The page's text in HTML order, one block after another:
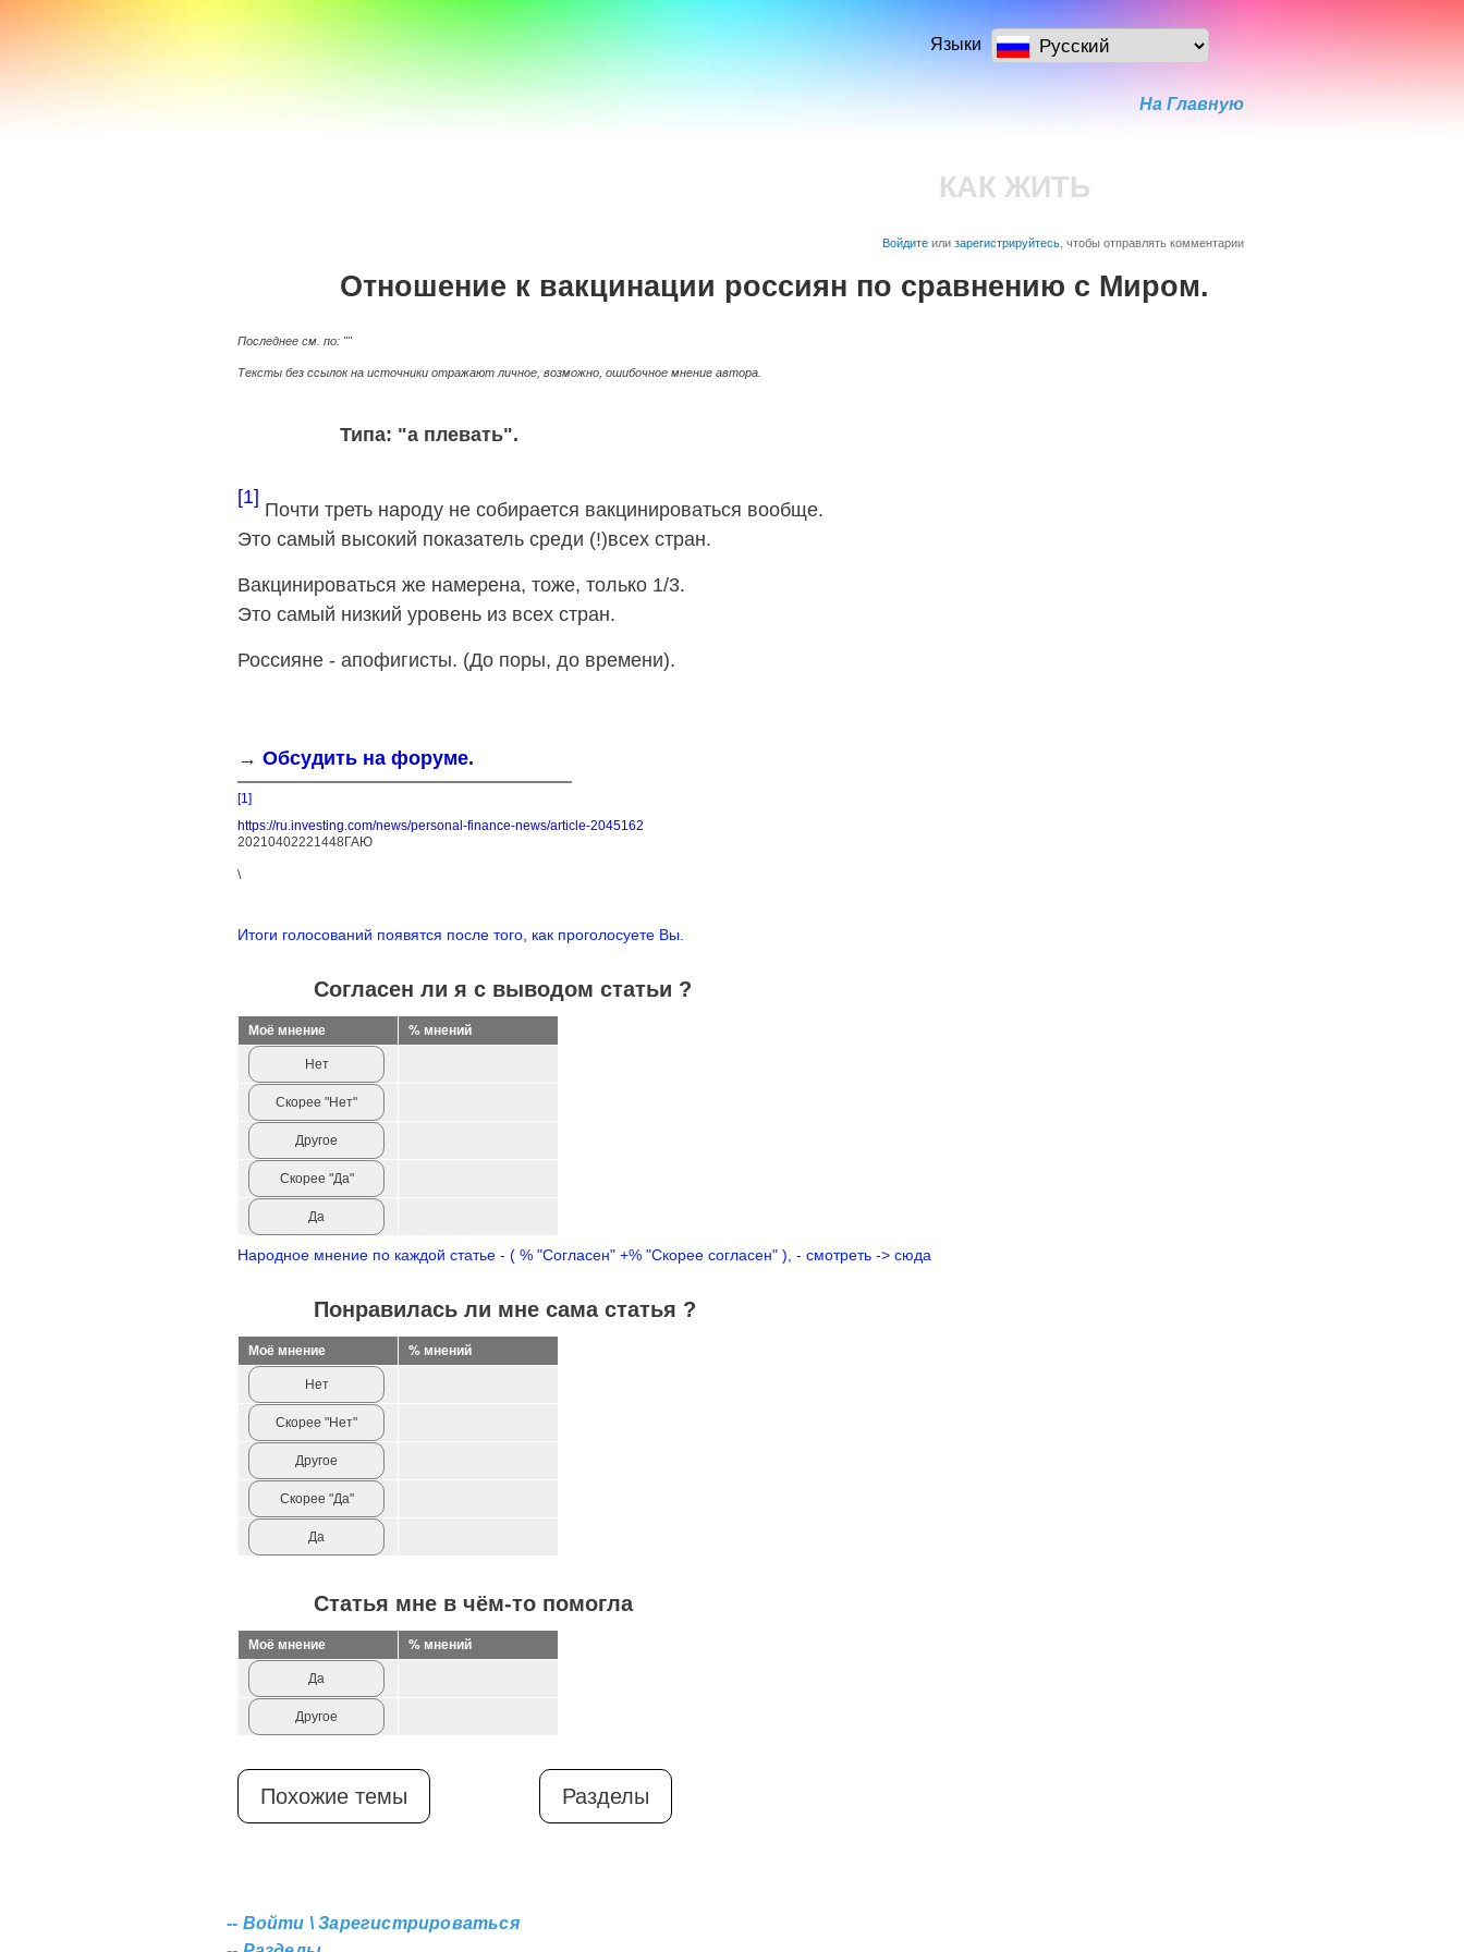
a100z.com Языки
На Главную
КАК ЖИТЬ
Войдитеилизарегистрируйтесь, чтобы отправлять комментарии
Отношение к вакцинации россиян по сравнению с Миром.
Последнее см. по: ""
Тексты без ссылок на источники отражают личное, возможно, ошибочное мнение автора.
Типа: "а плевать".
[1]
Почти треть народу не собирается вакцинироваться вообще.
Это самый высокий показатель среди (!)всех стран.
Вакцинироваться же намерена, тоже, только 1/3.
Это самый низкий уровень из всех стран.
Россияне - апофигисты. (До поры, до времени).
→ Обсудить на форуме.
[1]
https://ru.investing.com/news/personal-finance-news/article-2045162
20210402221448ГАЮ
\
Итоги голосований появятся после того, как проголосуете Вы.
Согласен ли я с выводом статьи ?
Моё мнение % мнений
Нет
Скорее "Нет"
Другое
Скорее "Да"
Да
Народное мнение по каждой статье - ( % "Согласен" +% "Скорее согласен" ), - смотреть -> сюда
Понравилась ли мне сама статья ?
Моё мнение % мнений
Нет
Скорее "Нет"
Другое
Скорее "Да"
Да
Статья мне в чём-то помогла
Моё мнение % мнений
Да
Другое
Похожие темы Разделы
-- Войти \ Зарегистрироваться